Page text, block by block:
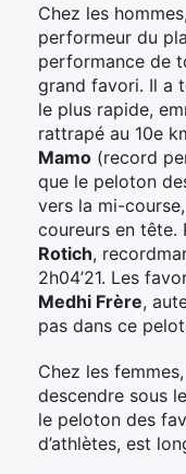
Chez les
performeur du
performance de
grand favori. Il a
le plus rapide,
rattrapé au 10e
Mamo (record
que le peloton
vers la mi-
coureurs en tête.
Rotich,
2h04’21. Les
Medhi Frère,
pas dans ce
Chez les
descendre sous
le peloton des
d’athlètes, est